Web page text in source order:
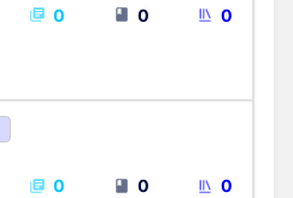
0 0 0
0 0 0